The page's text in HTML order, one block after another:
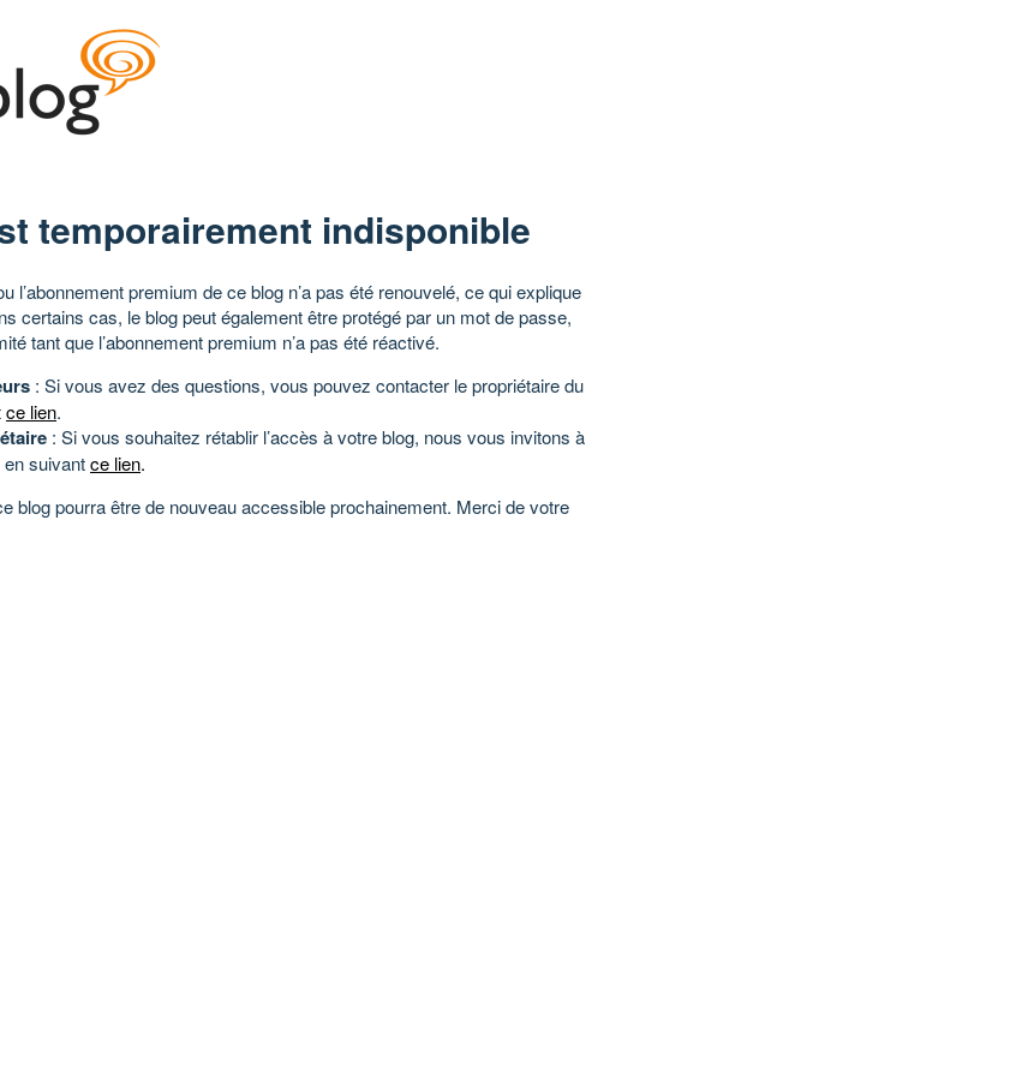
temporairement indisponible
l’abonnement premium de ce blog n’a pas été renouvelé, ce qui explique
certains cas, le blog peut également être protégé par un mot de passe,
tant que l’abonnement premium n’a pas été réactivé.
: Si vous avez des questions, vous pouvez contacter le propriétaire du
ce lien.
: Si vous souhaitez rétablir l’accès à votre blog, nous vous invitons à
suivantce lien.
blog pourra être de nouveau accessible prochainement. Merci de votre